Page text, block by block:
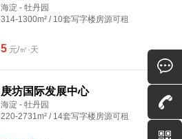
海淀 - 牡丹园
314-1300m² / 10套写字楼房源可租
5元/㎡·天
庚坊国际发展中心
海淀 - 牡丹园
220-2731m² / 14套写字楼房源可租